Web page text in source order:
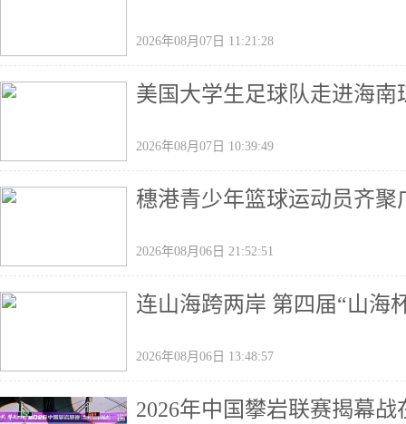
2026年08月07日 11:21:28
美国大学生足球队走进海
2026年08月07日 10:39:49
穗港青少年篮球运动员齐聚
2026年08月06日 21:52:51
连山海跨两岸 第四届“山海
2026年08月06日 13:48:57
2026年中国攀岩联赛揭幕